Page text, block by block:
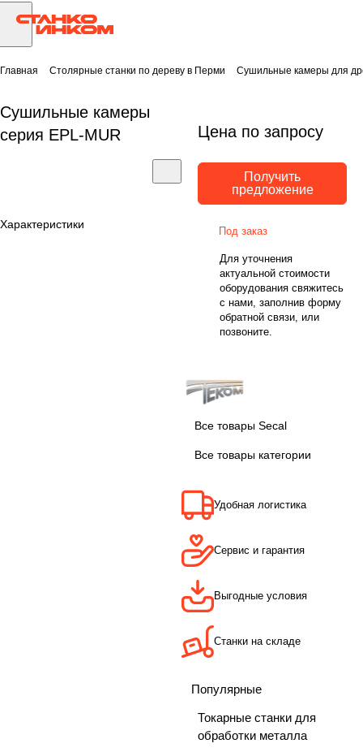
Главная Столярные станки по дереву в Перми Сушильные камеры для
Сушильные камеры
серия EPL-MUR
Характеристики
Цена по запросу
Получить
предложение
Под заказ
Для уточнения
актуальной стоимости
оборудования свяжитесь
с нами, заполнив форму
обратной связи, или
позвоните.
Все товары Secal
Все товары категории
Удобная логистика
Сервис и гарантия
Выгодные условия
Станки на складе
Популярные
Токарные станки для
обработки металла